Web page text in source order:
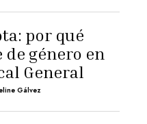
por qué
género en
General
Gálvez